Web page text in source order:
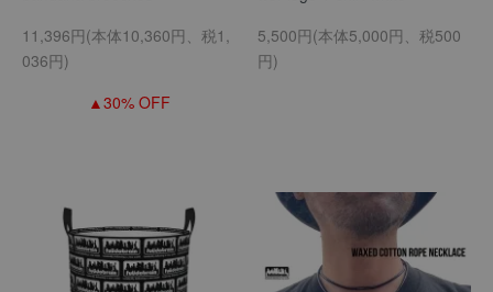
11,396円(本体10,360円、税1,
036円)
▲30% OFF
5,500円(本体5,000円、税500
円)